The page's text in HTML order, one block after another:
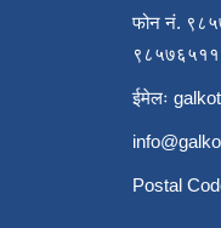
फोन नं.
ईमेलः
Postal